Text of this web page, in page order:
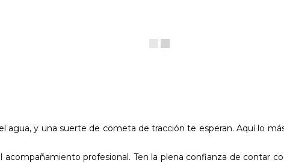
agua, y una suerte de cometa de tracción te esperan. Aquí lo
profesional. Ten la plena confianza de contar